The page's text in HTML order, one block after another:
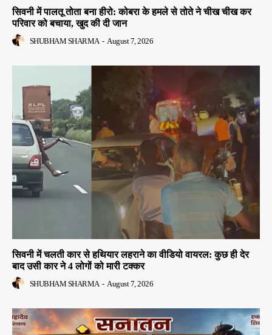
सिवनी में पालतू तोता बना हीरो: कोबरा के हमले से तोते ने चीख चीख कर
परिवार को बचाया, खुद की दी जान
SHUBHAM SHARMA - August 7, 2026
सिवनी में चलती कार से हथियार लहराने का वीडियो वायरल: कुछ ही देर
बाद उसी कार ने 4 लोगों को मारी टक्कर
SHUBHAM SHARMA - August 7, 2026